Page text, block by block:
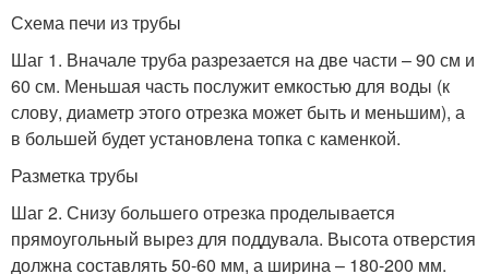
Схема печи из трубы
Шаг 1. Вначале труба разрезается на две части – 90 см и
60 см. Меньшая часть послужит емкостью для воды (к
слову, диаметр этого отрезка может быть и меньшим), а
в большей будет установлена топка с каменкой.
Разметка трубы
Шаг 2. Снизу большего отрезка проделывается
прямоугольный вырез для поддувала. Высота отверстия
должна составлять 50-60 мм, а ширина – 180-200 мм.